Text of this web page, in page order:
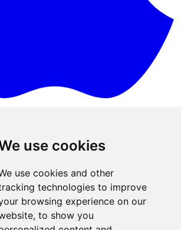
use cookies
use cookies and other
technologies to improve
browsing experience on our
to show you